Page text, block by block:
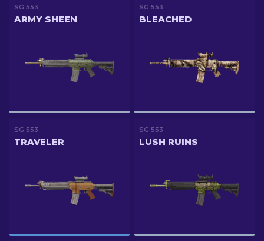
SG 553
ARMY SHEEN
SG 553
BLEACHED
SG 553
TRAVELER
SG 553
LUSH RUINS